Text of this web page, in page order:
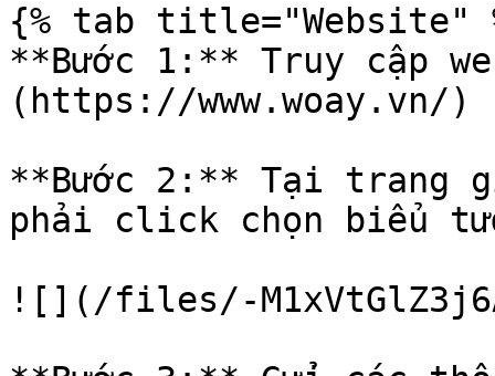
{% tab title="Website"
**Bước 1:** Truy cập
(https://www.woay.vn/)
**Bước 2:** Tại trang
phải click chọn biểu
![](/files/-